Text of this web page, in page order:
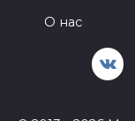
О нас